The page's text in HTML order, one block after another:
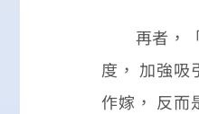
再者，「
度， 加強吸
作嫁， 反而